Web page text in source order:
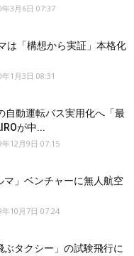
年3月6日 07:37
は「構想から実証」本格化
年1月3日 08:31
自動運転バス実用化へ「最
が中...
年12月9日 07:15
マ」ベンチャーに無人航空
年10月7日 07:24
タクシー」の試験飛行に